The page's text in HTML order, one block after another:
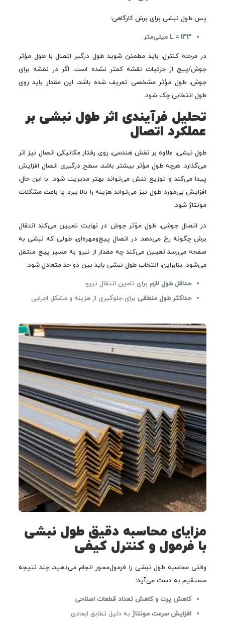
پس طول نبشی برای برش کارگاهی:
L = 133 میلی‌متر
در مرحله کنترل، باید مطمئن شوید طول درگیر اتصال با طول مؤثر
جوش/پیچ از جزئیات نقشه کمتر نشده است. اگر در نقشه برای
جوش، طول مؤثر مشخصی تعریف شده باشد، این مقدار باید روی
طول انتخابی چک شود.
تحلیل فرآیندی اثر طول نبشی بر
عملکرد اتصال
طول نبشی، علاوه بر نقش هندسی، روی رفتار مکانیکی اتصال نیز اثر
می‌گذارد. هرچه طول مؤثر بیشتر باشد، سطح درگیری اتصال افزایش
پیدا می‌کند و توزیع تنش می‌تواند بهتر مدیریت شود. با این حال،
افزایش بی‌مورد طول نیز می‌تواند هزینه را بالا ببرد یا باعث مشکلات
مونتاژ شود.
در اتصال جوشی، طول مؤثر جوش در نهایت تعیین می‌کند انتقال
برش چگونه رخ می‌دهد. در اتصال پیچ‌ومهره‌ای، طولی که نبشی به
صفحه می‌رسد تعیین می‌کند چه مقدار از نیرو به مسیر پیچ منتقل
می‌شود. بنابراین، انتخاب طول نبشی باید بین دو حد متعادل شود:
حداقل طول لازمبرای تامین انتقال نیرو
حداکثر طول منطقیبرای جلوگیری از هزینه و مشکل اجرایی
مزایای محاسبه دقیق طول نبشی
با فرمول و کنترل کیفی
وقتی محاسبه طول نبشی را فرمول‌محور انجام می‌دهید، چند نتیجه
مستقیم به دست می‌آید:
کاهش پرت و کاهش تعداد قطعات اصلاحی
افزایش سرعت مونتاژ به دلیل تطابق ابعادی